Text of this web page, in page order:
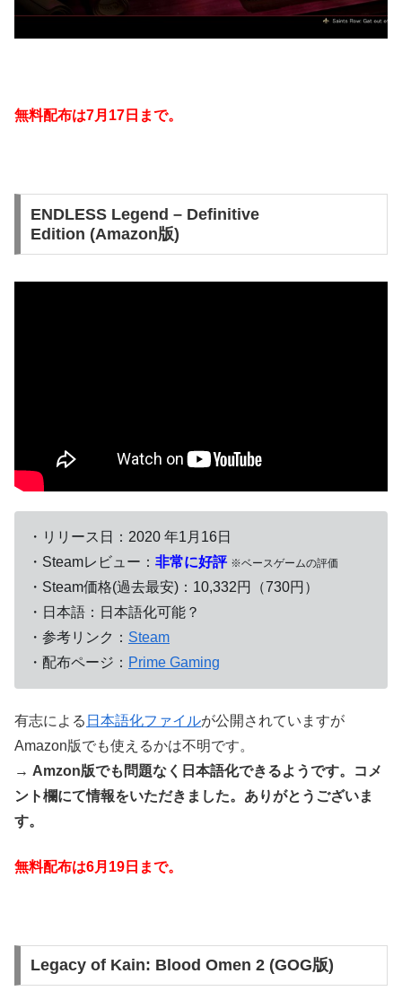
無料配布は7月17 日まで。
ENDLESS Legend – Definitive
Edition (Amazon版)
・リリース日：2020 年1月16日
・Steamレビュー： 非常に好評 ※ベースゲームの評価
・Steam価格(過去最安)：10,332円（730円）
・日本語：日本語化可能？
・参考リンク： Steam
・配布ページ： Prime Gaming
有志による 日本語化ファイルが公開されていますが
Amazon版でも使えるかは不明です。
→ Amzon版でも問題なく日本語化できるようです。コメ
ント欄にて情報をいただきました。ありがとうございま
す。
無料配布は6月19日まで。
Legacy of Kain: Blood Omen 2 (GOG版)